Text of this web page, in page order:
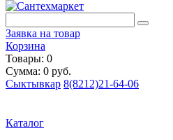
Заявка на товар
Корзина
Товары: 0
Сумма: 0 руб.
Сыктывкар 8(8212)21-64-06
Каталог